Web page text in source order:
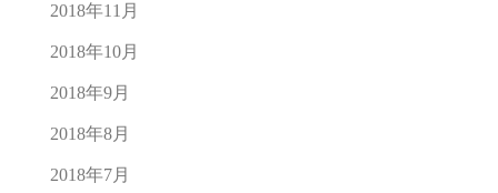
2018年11月
2018年10月
2018年9月
2018年8月
2018年7月